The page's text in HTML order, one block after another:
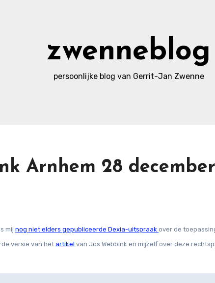
zwenneblog
persoonlijke blog van Gerrit-Jan Zwenne
Arnhem 28
mij nog niet elders gepubliceerde Dexia-uitspraak over de
versie van het artikel van Jos Webbink en mijzelf over deze